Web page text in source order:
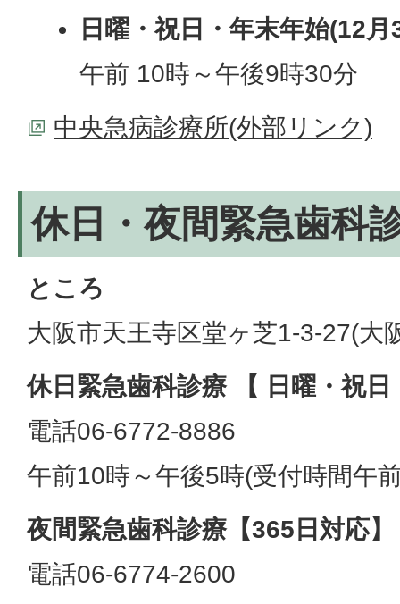
日曜・祝日・年末年始(12
午前 10時～午後9時30分
中央急病診療所(外部リンク)
休日・夜間緊急歯科
ところ
大阪市天王寺区堂ヶ芝1-3-27(大
休日緊急歯科診療 【 日曜・祝日
電話06-6772-8886
午前10時～午後5時(受付時間午
夜間緊急歯科診療【365日対応】
電話06-6774-2600